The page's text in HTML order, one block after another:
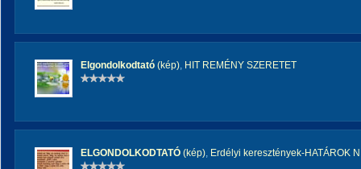
Elgondolkodtató (kép), HIT REMÉNY SZERETET
ELGONDOLKODTATÓ (kép), Erdélyi keresztények-HATÁROK